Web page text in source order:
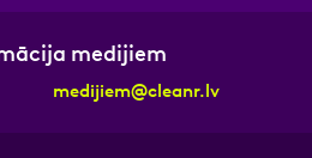
medijiem
medijiem@cleanr.lv